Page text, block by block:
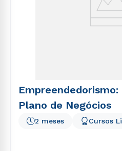
Empreendedorismo:
Plano de Negócios
2 meses Cursos